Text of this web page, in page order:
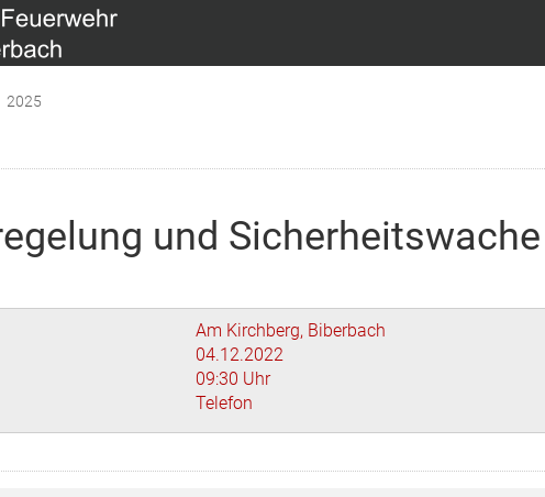
2025
und
Am Kirchberg, Biberbach
04.12.2022
09:30 Uhr
Telefon